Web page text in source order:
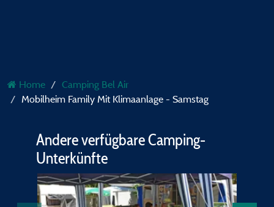
Home
Camping Bel Air
Mobilheim Family Mit Klimaanlage - Samstag
Andere verfügbare Camping-
Unterkünfte